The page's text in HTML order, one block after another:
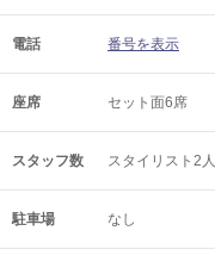
電話 番号を表示
座席 セット面6席
スタッフ数 スタイリスト2人
駐車場 なし